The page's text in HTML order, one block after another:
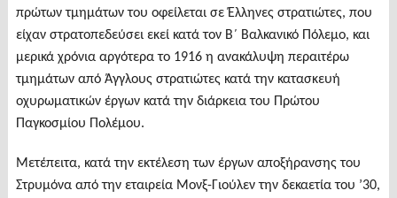
πρώτων τμημάτων του οφείλεται σε Έλληνες στρατιώτες, που
είχαν στρατοπεδεύσει εκεί κατά τον Β΄ Βαλκανικό Πόλεμο, και
μερικά χρόνια αργότερα το 1916 η ανακάλυψη περαιτέρω
τμημάτων από Άγγλους στρατιώτες κατά την κατασκευή
οχυρωματικών έργων κατά την διάρκεια του Πρώτου
Παγκοσμίου Πολέμου.
Μετέπειτα, κατά την εκτέλεση των έργων αποξήρανσης του
Στρυμόνα από την εταιρεία Μονξ-Γιούλεν την δεκαετία του ’30,